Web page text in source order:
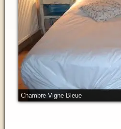
Chambre Vigne Bleue